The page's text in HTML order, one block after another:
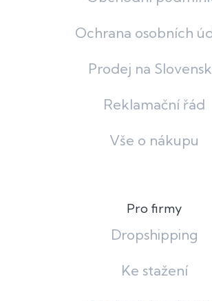
Ochrana osobních
Prodej na
Reklamační řád
Vše o nákupu
Pro firmy
Dropshipping
Ke stažení